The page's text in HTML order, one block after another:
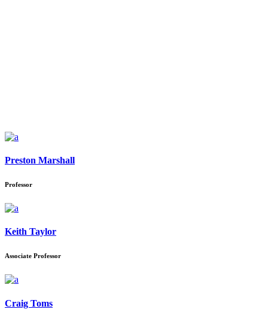
Preston Marshall
Professor
Keith Taylor
Associate Professor
Craig Toms